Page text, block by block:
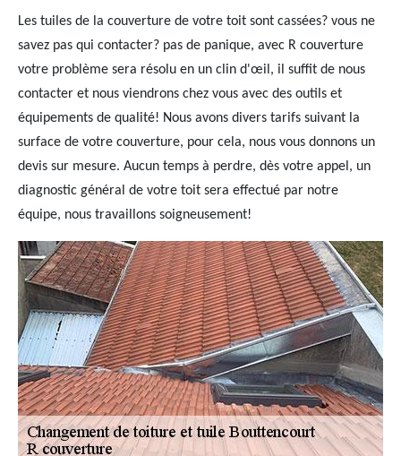
Les tuiles de la couverture de votre toit sont cassées? vous ne
savez pas qui contacter? pas de panique, avec R couverture
votre problème sera résolu en un clin d'œil, il suffit de nous
contacter et nous viendrons chez vous avec des outils et
équipements de qualité! Nous avons divers tarifs suivant la
surface de votre couverture, pour cela, nous vous donnons un
devis sur mesure. Aucun temps à perdre, dès votre appel, un
diagnostic général de votre toit sera effectué par notre
équipe, nous travaillons soigneusement!